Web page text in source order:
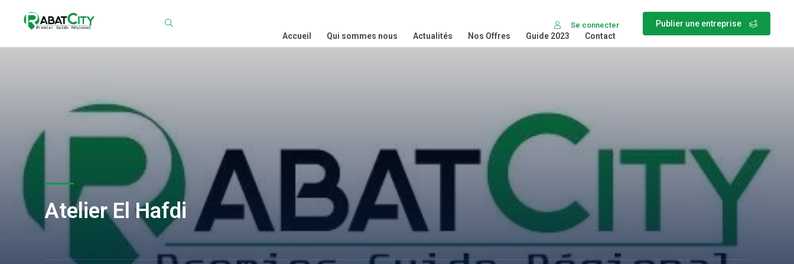
Publier une entreprise
Se connecter
Accueil Qui sommes nous Actualités Nos Offres Guide 2023 Contact
Atelier El Hafdi